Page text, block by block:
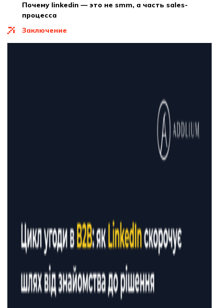
почему linkedin — это не smm, а часть sales-
процесса
заключение